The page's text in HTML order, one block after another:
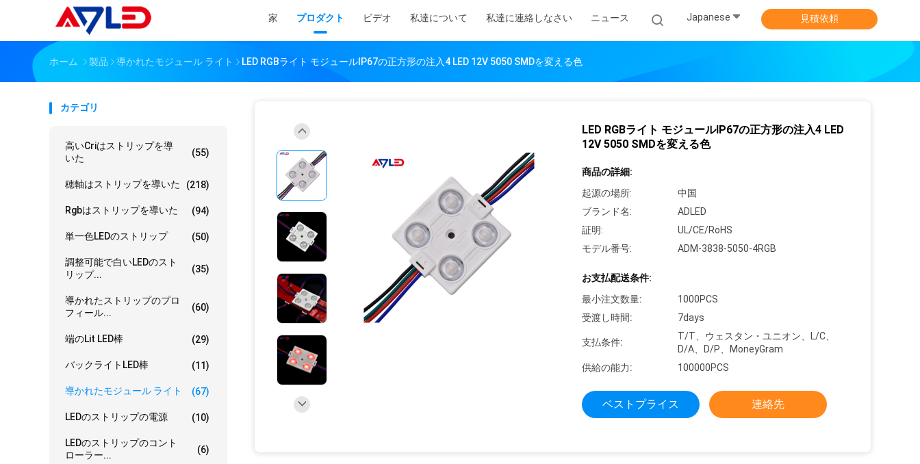
家 プロダクト ビデオ 私達について 私達に連絡しなさい ニュース Japanese 見積依頼
ホーム 製品 導かれたモジュール ライト LED RGBライト モジュールIP67の正方形の注入4 LED 12V 5050 SMDを変える色
カテゴリ
高いcriはストリップを導
いた
(55)
穂軸はストリップを導いた (218)
Rgbはストリップを導いた (94)
単一色LEDのストリップ (50)
調整可能で白いLEDのスト
リップ...
(35)
導かれたストリップのプロ
フィール...
(60)
端のLit LED棒 (29)
バックライトLED棒 (11)
導かれたモジュール ライト (67)
LEDのストリップの電源 (10)
LEDのストリップのコント
ローラー...
(6)
LED RGBライト モジュールIP67の正方形の注入4 LED
12V 5050 SMDを変える色
商品の詳細:
起源の場所:
中国
ブランド名:
ADLED
証明:
UL/CE/RoHS
モデル番号:
ADM-3838-5050-4RGB
お支払配送条件:
最小注文数量:
1000PCS
受渡し時間:
7days
支払条件:
T/T、ウェスタン・ユニオン、L/C、
D/A、D/P、MoneyGram
供給の能力:
100000PCS
ベストプライス 連絡先